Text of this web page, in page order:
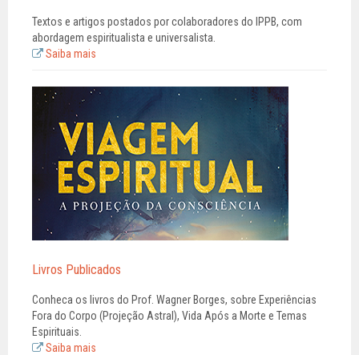
Textos e artigos postados por colaboradores do IPPB, com
abordagem espiritualista e universalista.
Saiba mais
Livros Publicados
Conheca os livros do Prof. Wagner Borges, sobre Experiências
Fora do Corpo (Projeção Astral), Vida Após a Morte e Temas
Espirituais.
Saiba mais